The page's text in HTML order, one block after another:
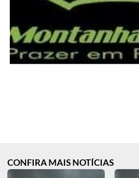
CONFIRA MAIS NOTÍCIAS